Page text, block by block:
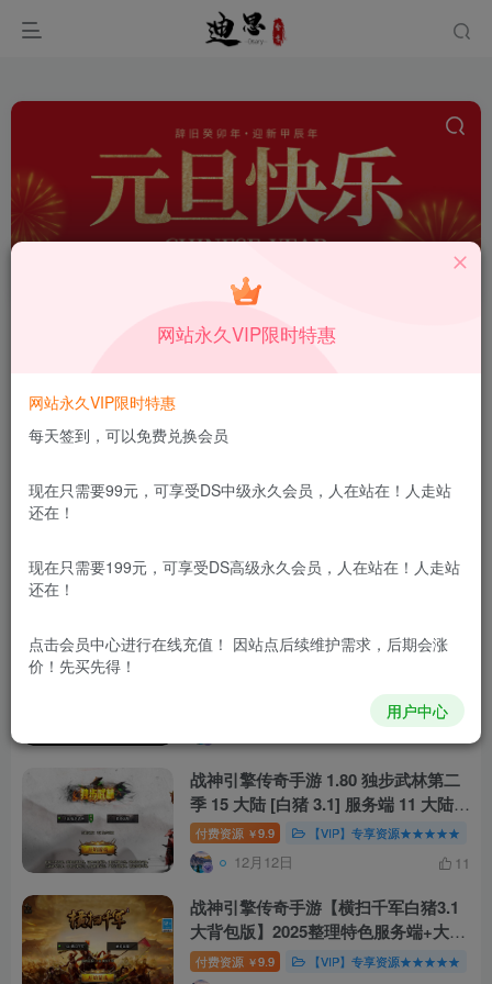
点赞 评论
搭建可用
付费资源
付费资源 ￥9.9 【VIP】专享资源★★★★★
XO 三端引擎 1.80 魅影合击第二季 复
【VIP】专享资源★★★★★
战神引擎传奇手游 1.80 独步武林第二
季 15 大陆 [白猪 3.1] 服务端 11 大陆 +
通幽冥界 + 千层塔 站长亲测
付费资源 ￥9.9 【VIP】专享资源★★★★★
12月12日 11
战神引擎传奇手游【横扫千军白猪3.1
大背包版】2025整理特色服务端+大雷
音寺+深海帝国+九层妖塔【站长亲
付费资源 ￥9.9 【VIP】专享资源★★★★★
网站永久VIP限时特惠
网站永久VIP限时特惠
每天签到，可以免费兑换会员
现在只需要99元，可享受DS中级永久会员，人在站在！人走站
还在！
现在只需要199元，可享受DS高级永久会员，人在站在！人走站
还在！
点击会员中心进行在线充值！ 因站点后续维护需求，后期会涨
价！先买先得！
用户中心